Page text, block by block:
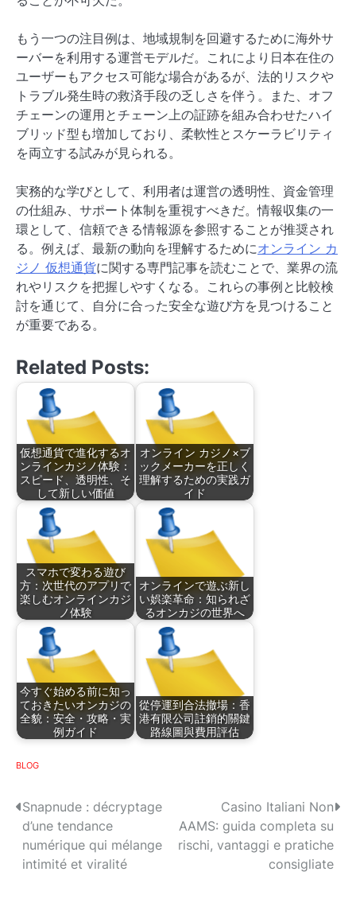
もう一つの注目例は、地域規制を回避するために海外サ
ーバーを利用する運営モデルだ。これにより日本在住の
ユーザーもアクセス可能な場合があるが、法的リスクや
トラブル発生時の救済手段の乏しさを伴う。また、オフ
チェーンの運用とチェーン上の証跡を組み合わせたハイ
ブリッド型も増加しており、柔軟性とスケーラビリティ
を両立する試みが見られる。
実務的な学びとして、利用者は運営の透明性、資金管理
の仕組み、サポート体制を重視すべきだ。情報収集の一
環として、信頼できる情報源を参照することが推奨され
る。例えば、最新の動向を理解するためにオンライン カ
ジノ 仮想通貨に関する専門記事を読むことで、業界の流
れやリスクを把握しやすくなる。これらの事例と比較検
討を通じて、自分に合った安全な遊び方を見つけること
が重要である。
Related Posts:
仮想通貨で進化するオ
ンラインカジノ体験：
スピード、透明性、そ
して新しい価値
オンライン カジノ×ブ
ックメーカーを正しく
理解するための実践ガ
イド
スマホで変わる遊び
方：次世代のアプリで
楽しむオンラインカジ
ノ体験
オンラインで遊ぶ新し
い娯楽革命：知られざ
るオンカジの世界へ
今すぐ始める前に知っ
ておきたいオンカジの
全貌：安全・攻略・実
例ガイド
從停運到合法撤場：香
港有限公司註銷的關鍵
路線圖與費用評估
BLOG
P
o
s
Snapnude : décryptage
d’une tendance
numérique qui mélange
intimité et viralité
Casino Italiani Non
AAMS: guida completa su
rischi, vantaggi e pratiche
consigliate